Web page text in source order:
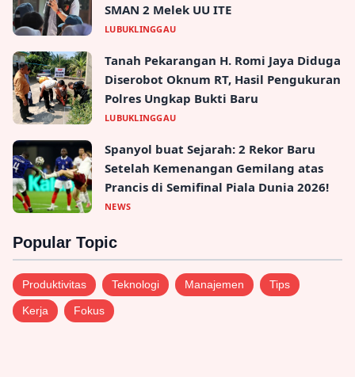
SMAN 2 Melek UU ITE
LUBUKLINGGAU
Tanah Pekarangan H. Romi Jaya Diduga
Diserobot Oknum RT, Hasil Pengukuran
Polres Ungkap Bukti Baru
LUBUKLINGGAU
Spanyol buat Sejarah: 2 Rekor Baru
Setelah Kemenangan Gemilang atas
Prancis di Semifinal Piala Dunia 2026!
NEWS
Popular Topic
Produktivitas Teknologi Manajemen Tips
Kerja Fokus